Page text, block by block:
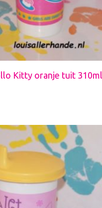
Kitty oranje tuit 310ml